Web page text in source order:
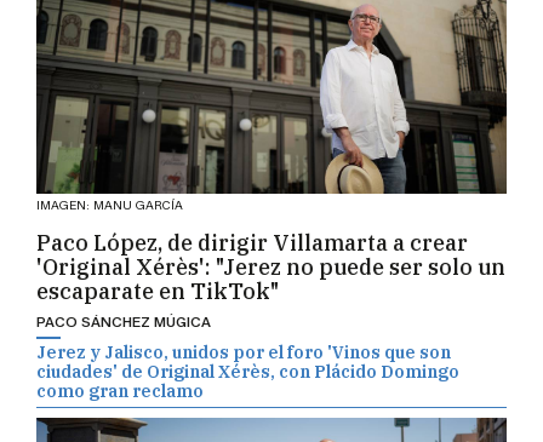
IMAGEN: MANU GARCÍA
Paco López, de dirigir Villamarta a crear
'Original Xérès': "Jerez no puede ser solo un
escaparate en TikTok"
PACO SÁNCHEZ MÚGICA
Jerez y Jalisco, unidos por el foro 'Vinos que son
ciudades' de Original Xérès, con Plácido Domingo
como gran reclamo